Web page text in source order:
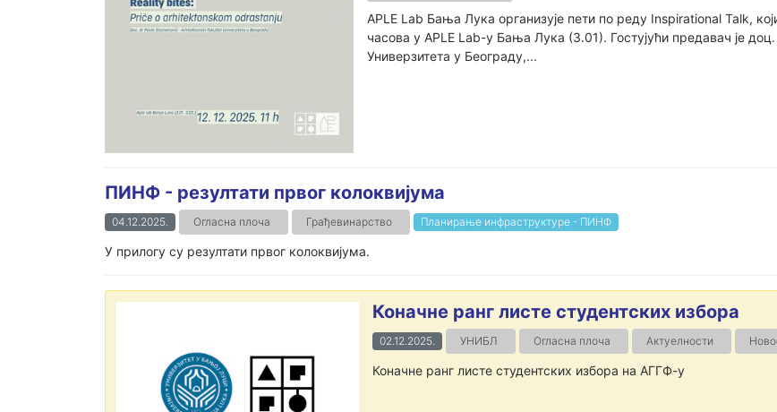
APLE Lab Бања Лука организује пети по реду Inspirational Talk,
часова у APLE Lab-у Бања Лука (3.01). Гостујући предавач је
Универзитета у Београду,...
ПИНФ - резултати првог колоквијума
04.12.2025. Огласна плоча Грађевинарство Планирање инфраструктуре - ПИНФ
У прилогу су резултати првог колоквијума.
Коначне ранг листе студентских избора
02.12.2025. УНИБЛ Огласна плоча Актуелности
Коначне ранг листе студентских избора на АГГФ-у